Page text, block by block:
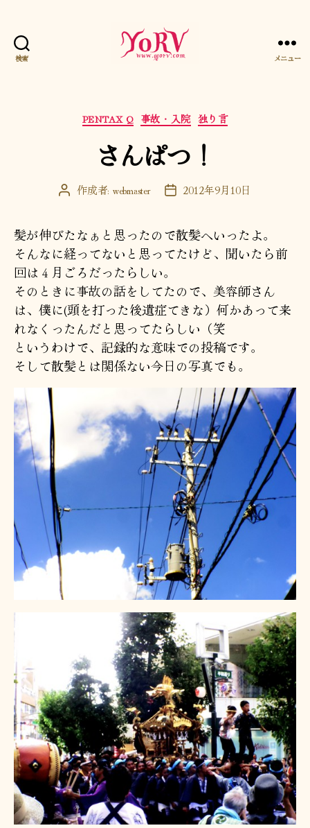
検索 メニュー
カ
テ
ゴ
リ
PENTAX Q 事故・入院 独り言
さんぱつ！
投 作成者: webmaster
投 2012年9月10日
髪が伸びたなぁと思ったので散髪へいったよ。
そんなに経ってないと思ってたけど、聞いたら前
回は４月ごろだったらしい。
そのときに事故の話をしてたので、美容師さん
は、僕に(頭を打った後遺症てきな）何かあって来
れなくったんだと思ってたらしい（笑
というわけで、記録的な意味での投稿です。
そして散髪とは関係ない今日の写真でも。